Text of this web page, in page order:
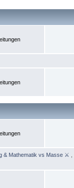
& Mathematik vs Masse ⚔